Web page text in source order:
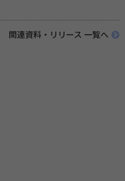
関連資料・リリース 一覧へ